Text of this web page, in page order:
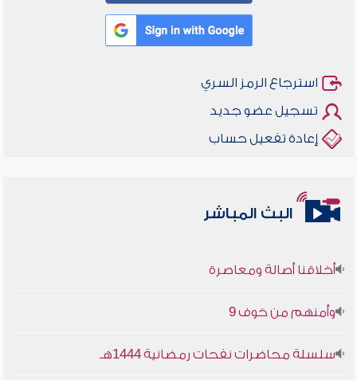
استرجاع الرمز السري
تسجيل عضو جديد
إعادة تفعيل حساب
البث المباشر
أخلاقنا أصالة ومعاصرة
وأمنهم من خوف 9
سلسلة محاضرات نفحات رمضانية 1444هـ